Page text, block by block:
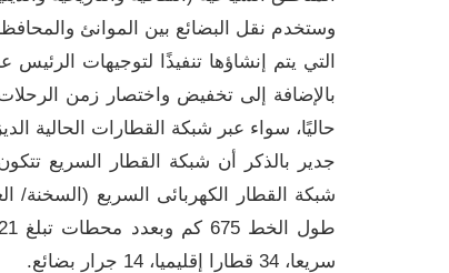
وستخدم نقل البضائع بين الموانئ
التي يتم إنشاؤها تنفيذًا لتوجيهات
بالإضافة إلى تخفيض واختصار زمن
حاليًا، سواء عبر شبكة القطارات الحالية
شبكة القطار الكهربائى السريع (السخنة/
سريعا، 34 قطارا إقليميا، 14 جرار بضائع.